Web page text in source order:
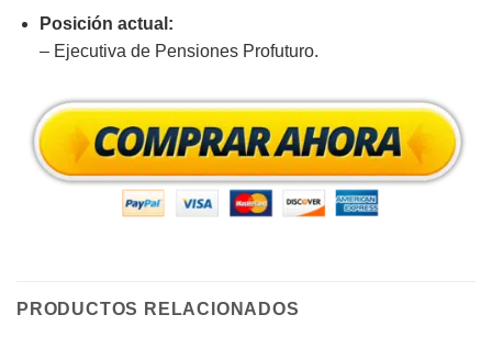
Posición actual:
– Ejecutiva de Pensiones Profuturo.
PRODUCTOS RELACIONADOS